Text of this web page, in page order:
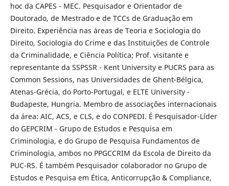
hoc da CAPES - MEC. Pesquisador e Orientador de
Doutorado, de Mestrado e de TCCs de Graduação em
Direito. Experiência nas áreas de Teoria e Sociologia do
Direito, Sociologia do Crime e das Instituições de Controle
da Criminalidade, e Ciência Política; Prof. visitante e
representante da SSPSSR - Kent University e PUCRS para as
Common Sessions, nas Universidades de Ghent-Bélgica,
Atenas-Grécia, do Porto-Portugal, e ELTE University -
Budapeste, Hungria. Membro de associações internacionais
da área: AIC, ACS, e CLS, e do CONPEDI. É Pesquisador-Líder
do GEPCRIM - Grupo de Estudos e Pesquisa em
Criminologia, e do Grupo de Pesquisa Fundamentos de
Criminologia, ambos no PPGCCRIM da Escola de Direito da
PUC-RS. É também Pesquisador colaborador no Grupo de
Estudos e Pesquisa em Ética, Anticorrupção & Compliance,